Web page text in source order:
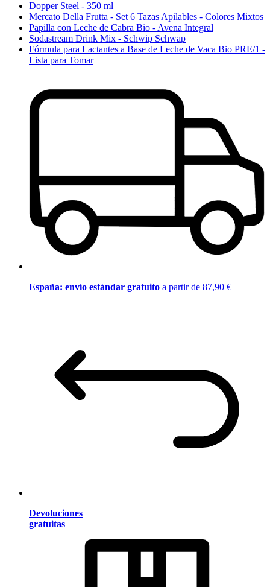
Dopper Steel - 350 ml
Mercato Della Frutta - Set 6 Tazas Apilables - Colores Mixtos
Papilla con Leche de Cabra Bio - Avena Integral
Sodastream Drink Mix - Schwip Schwap
Fórmula para Lactantes a Base de Leche de Vaca Bio PRE/1 -
Lista para Tomar
España: envío estándar gratuito a partir de 87,90 €
Devoluciones
gratuitas